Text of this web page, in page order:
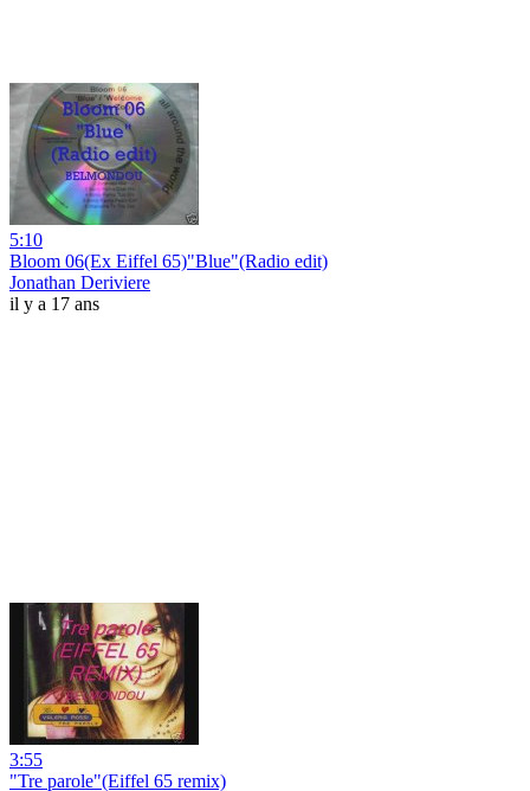
5:10
Bloom 06(Ex Eiffel 65)"Blue"(Radio edit)
Jonathan Deriviere
il y a 17 ans
3:55
"Tre parole"(Eiffel 65 remix)